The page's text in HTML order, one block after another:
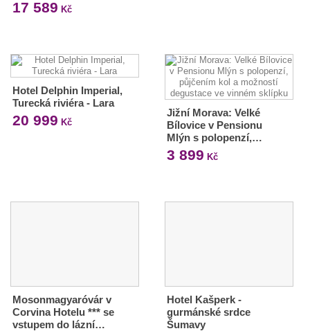
17 589 Kč
Hotel Delphin Imperial,
Turecká riviéra - Lara
20 999 Kč
Jižní Morava: Velké
Bílovice v Pensionu
Mlýn s polopenzí,…
3 899 Kč
Mosonmagyaróvár v
Corvina Hotelu *** se
vstupem do lázní…
Hotel Kašperk -
gurmánské srdce
Šumavy